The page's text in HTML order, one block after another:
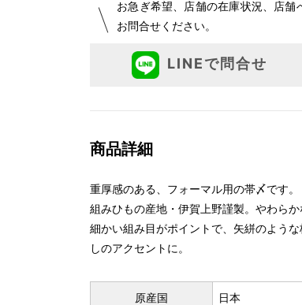
お急ぎ希望、店舗の在庫状況、店
お問合せください。
LINEで問合せ
商品詳細
重厚感のある、フォーマル用の帯〆です。
組みひもの産地・伊賀上野謹製。やわらか
細かい組み目がポイントで、矢絣のよう
しのアクセントに。
原産国 日本